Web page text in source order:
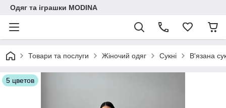
Одяг та іграшки MODINA
Товари та послуги Жіночий одяг Сукні В'язана
5 цветов